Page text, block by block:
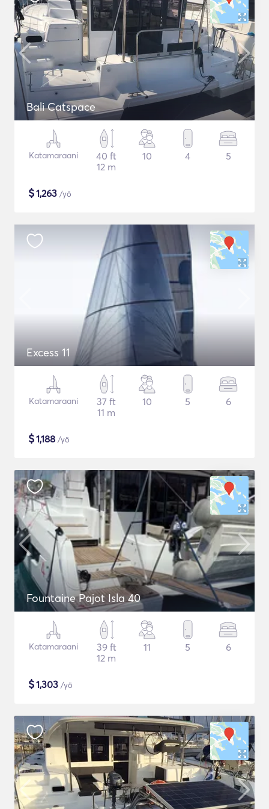
Bali Catspace
Katamaraani
40 ft
12 m
10 4 5
$1,263 /yö
Excess 11
Katamaraani
37 ft
11 m
10 5 6
$1,188 /yö
Fountaine Pajot Isla 40
Katamaraani
39 ft
12 m
11 5 6
$1,303 /yö